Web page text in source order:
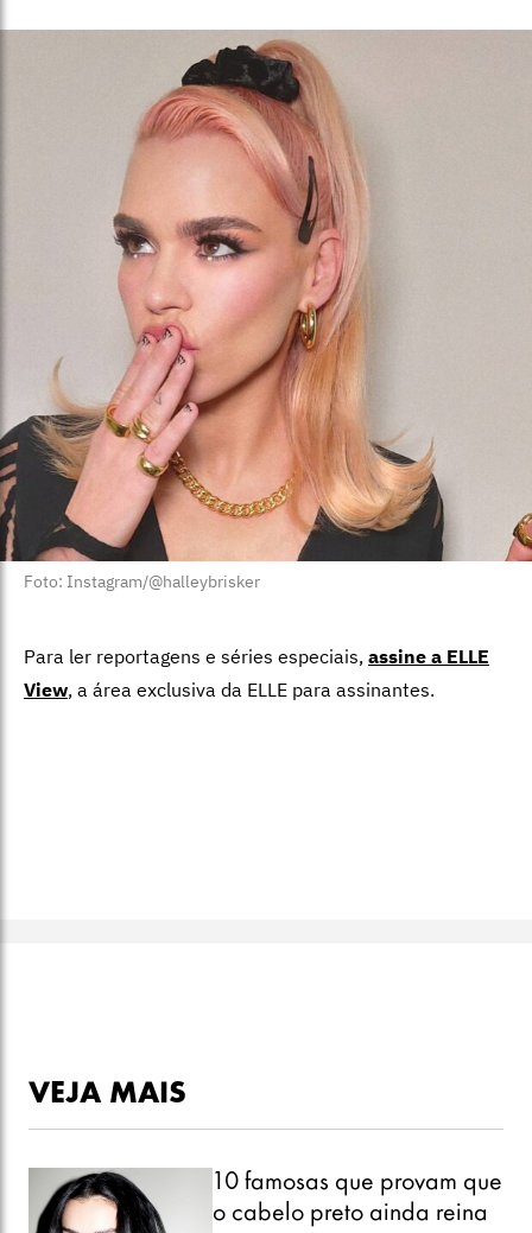
Foto: Instagram/@halleybrisker
Para ler reportagens e séries especiais, assine a ELLE
View, a área exclusiva da ELLE para assinantes.
VEJA MAIS
10 famosas que provam que
o cabelo preto ainda reina